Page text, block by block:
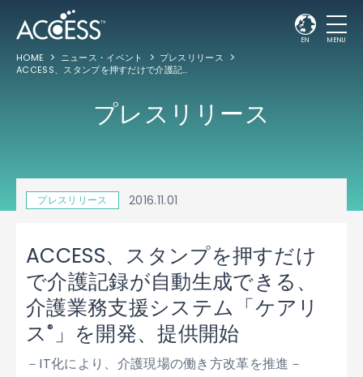
EN MENU
HOME ニュース・イベント
プレスリリース
ACCESS、スタンプを押すだけで介護記録が自動生成できる、介護業務支援システム「ケアリス
プレスリリース
プレスリリース 2016.11.01
ACCESS、スタンプを押すだけ
で介護記録が自動生成できる、
介護業務支援システム「ケアリ
ス®」を開発、提供開始
－IT化により、介護現場の働き方改革を推進－